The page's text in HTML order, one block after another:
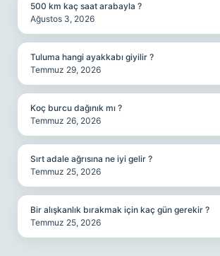
500 km kaç saat arabayla ?
Ağustos 3, 2026
Tuluma hangi ayakkabı giyilir ?
Temmuz 29, 2026
Koç burcu dağınık mı ?
Temmuz 26, 2026
Sırt adale ağrısına ne iyi gelir ?
Temmuz 25, 2026
Bir alışkanlık bırakmak için kaç gün gerekir ?
Temmuz 25, 2026